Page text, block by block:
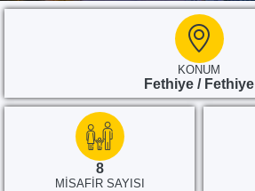
KONUM
Fethiye / Fethiye
8
MISAFIR SAYISI